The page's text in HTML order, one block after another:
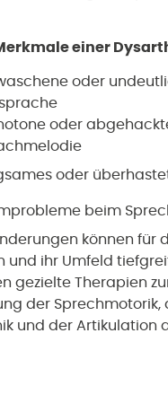
einer
oder
oder
oder
beim
können für
und ihr Umfeld
gezielte Therapien
der Sprechmotorik,
und der Artikulation